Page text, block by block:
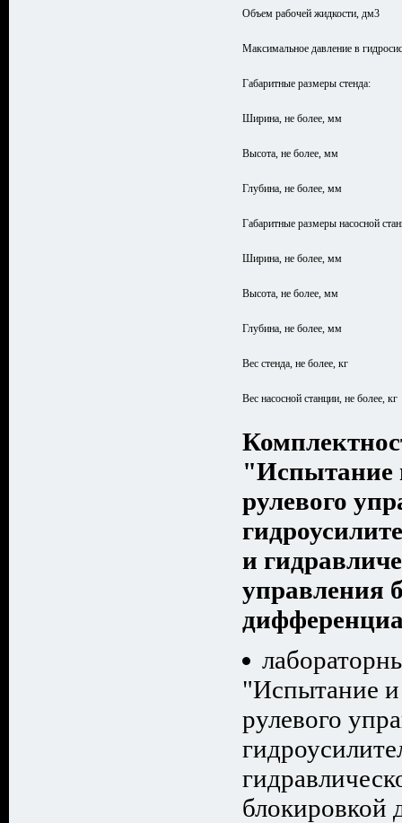
Объем рабочей жидкости, дм3
Максимальное давление в
Габаритные размеры стенда:
Ширина, не более, мм
Высота, не более, мм
Глубина, не более, мм
Габаритные размеры насосной
Ширина, не более, мм
Высота, не более, мм
Глубина, не более, мм
Вес стенда, не более, кг
Вес насосной станции, не более, кг
"Испытание
рулевого
и
управления
"Испытание и
рулевого
блокировкой